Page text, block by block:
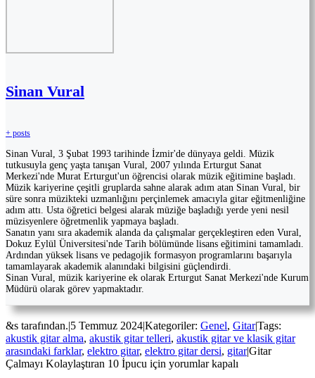
Sinan Vural
+ posts
Sinan Vural, 3 Şubat 1993 tarihinde İzmir'de dünyaya geldi. Müzik
tutkusuyla genç yaşta tanışan Vural, 2007 yılında Erturgut Sanat
Merkezi'nde Murat Erturgut'un öğrencisi olarak müzik eğitimine başladı.
Müzik kariyerine çeşitli gruplarda sahne alarak adım atan Sinan Vural, bir
süre sonra müzikteki uzmanlığını perçinlemek amacıyla gitar eğitmenliğine
adım attı. Usta öğretici belgesi alarak müziğe başladığı yerde yeni nesil
müzisyenlere öğretmenlik yapmaya başladı.
Sanatın yanı sıra akademik alanda da çalışmalar gerçekleştiren eden Vural,
Dokuz Eylül Üniversitesi'nde Tarih bölümünde lisans eğitimini tamamladı.
Ardından yüksek lisans ve pedagojik formasyon programlarını başarıyla
tamamlayarak akademik alanındaki bilgisini güçlendirdi.
Sinan Vural, müzik kariyerine ek olarak Erturgut Sanat Merkezi'nde Kurum
Müdürü olarak görev yapmaktadır.
&s tarafından.|5 Temmuz 2024|Kategoriler: Genel, Gitar|Tags:
akustik gitar alma, akustik gitar telleri, akustik gitar ve klasik gitar
arasındaki farklar, elektro gitar, elektro gitar dersi, gitar|Gitar
Çalmayı Kolaylaştıran 10 İpucu için yorumlar kapalı